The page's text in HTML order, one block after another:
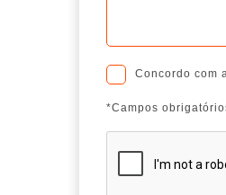
Concordo com
*Campos